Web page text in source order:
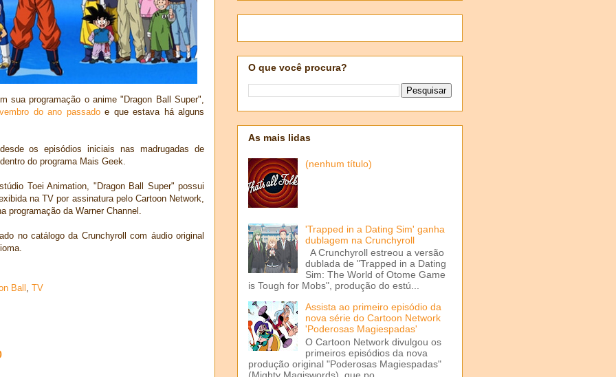
sua programação o anime "Dragon Ball Super",
do ano passadoe que estava há alguns
os episódios iniciais nas madrugadas de
do programa Mais Geek.
Toei Animation, "Dragon Ball Super" possui
na TV por assinatura pelo Cartoon Network,
programação da Warner Channel.
no catálogo da Crunchyroll com áudio original
Ball , TV
O que você procura?
As mais lidas
(nenhum título)
'Trapped in a Dating Sim' ganha
dublagem na Crunchyroll
A Crunchyroll estreou a versão
dublada de "Trapped in a Dating
Sim: The World of Otome Game
is Tough for Mobs", produção do estú...
Assista ao primeiro episódio da
nova série do Cartoon Network
'Poderosas Magiespadas'
O Cartoon Network divulgou os
primeiros episódios da nova
produção original "Poderosas Magiespadas"